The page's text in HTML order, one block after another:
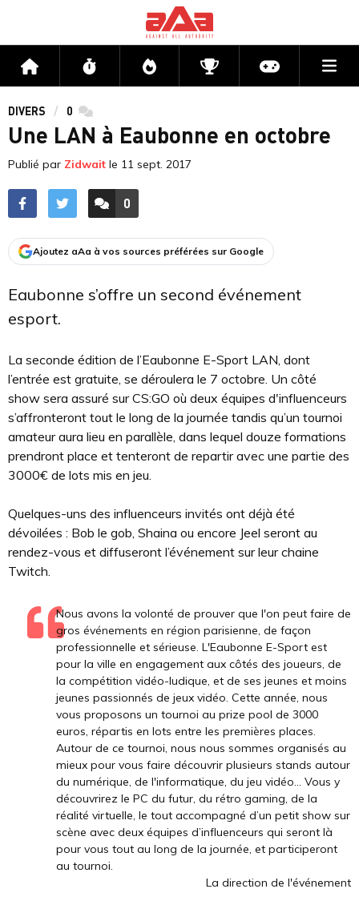
Accueil Flux Directs CompétitionsActu jeux
DIVERS 0 commentaires
Une LAN à Eaubonne en octobre
Publié par Zidwait le 11 sept. 2017
ACCÉDER AUX
0
COMMENTAIRES
Ajoutez aAa à vos sources préférées sur Google
Eaubonne s’offre un second événement
esport.
La seconde édition de l’Eaubonne E-Sport LAN, dont
l’entrée est gratuite, se déroulera le 7 octobre. Un côté
show sera assuré sur CS:GO où deux équipes d'influenceurs
s’affronteront tout le long de la journée tandis qu’un tournoi
amateur aura lieu en parallèle, dans lequel douze formations
prendront place et tenteront de repartir avec une partie des
3000€ de lots mis en jeu.
Quelques-uns des influenceurs invités ont déjà été
dévoilées : Bob le gob, Shaina ou encore Jeel seront au
rendez-vous et diffuseront l’événement sur leur chaine
Twitch.
Nous avons la volonté de prouver que l'on peut faire de
gros événements en région parisienne, de façon
professionnelle et sérieuse. L'Eaubonne E-Sport est
pour la ville en engagement aux côtés des joueurs, de
la compétition vidéo-ludique, et de ses jeunes et moins
jeunes passionnés de jeux vidéo. Cette année, nous
vous proposons un tournoi au prize pool de 3000
euros, répartis en lots entre les premières places.
Autour de ce tournoi, nous nous sommes organisés au
mieux pour vous faire découvrir plusieurs stands autour
du numérique, de l'informatique, du jeu vidéo... Vous y
découvrirez le PC du futur, du rétro gaming, de la
réalité virtuelle, le tout accompagné d’un petit show sur
scène avec deux équipes d’influenceurs qui seront là
pour vous tout au long de la journée, et participeront
au tournoi.
La direction de l'événement